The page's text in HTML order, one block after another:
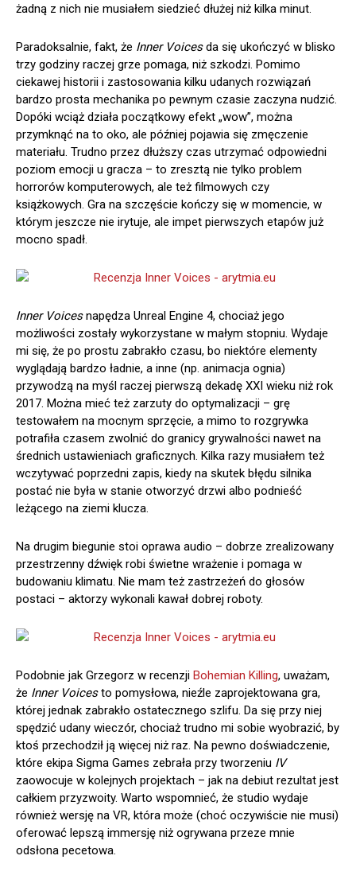
żadną z nich nie musiałem siedzieć dłużej niż kilka minut.
Paradoksalnie, fakt, że Inner Voicesda się ukończyć w blisko
trzy godziny raczej grze pomaga, niż szkodzi. Pomimo
ciekawej historii i zastosowania kilku udanych rozwiązań
bardzo prosta mechanika po pewnym czasie zaczyna nudzić.
Dopóki wciąż działa początkowy efekt „wow”, można
przymknąć na to oko, ale później pojawia się zmęczenie
materiału. Trudno przez dłuższy czas utrzymać odpowiedni
poziom emocji u gracza – to zresztą nie tylko problem
horrorów komputerowych, ale też filmowych czy
książkowych. Gra na szczęście kończy się w momencie, w
którym jeszcze nie irytuje, ale impet pierwszych etapów już
mocno spadł.
Inner Voicesnapędza Unreal Engine 4, chociaż jego
możliwości zostały wykorzystane w małym stopniu. Wydaje
mi się, że po prostu zabrakło czasu, bo niektóre elementy
wyglądają bardzo ładnie, a inne (np. animacja ognia)
przywodzą na myśl raczej pierwszą dekadę XXI wieku niż rok
2017. Można mieć też zarzuty do optymalizacji – grę
testowałem na mocnym sprzęcie, a mimo to rozgrywka
potrafiła czasem zwolnić do granicy grywalności nawet na
średnich ustawieniach graficznych. Kilka razy musiałem też
wczytywać poprzedni zapis, kiedy na skutek błędu silnika
postać nie była w stanie otworzyć drzwi albo podnieść
leżącego na ziemi klucza.
Na drugim biegunie stoi oprawa audio – dobrze zrealizowany
przestrzenny dźwięk robi świetne wrażenie i pomaga w
budowaniu klimatu. Nie mam też zastrzeżeń do głosów
postaci – aktorzy wykonali kawał dobrej roboty.
Podobnie jak Grzegorz w recenzji Bohemian Killing, uważam,
że Inner Voicesto pomysłowa, nieźle zaprojektowana gra,
której jednak zabrakło ostatecznego szlifu. Da się przy niej
spędzić udany wieczór, chociaż trudno mi sobie wyobrazić, by
ktoś przechodził ją więcej niż raz. Na pewno doświadczenie,
które ekipa Sigma Games zebrała przy tworzeniu IV
zaowocuje w kolejnych projektach – jak na debiut rezultat jest
całkiem przyzwoity. Warto wspomnieć, że studio wydaje
również wersję na VR, która może (choć oczywiście nie musi)
oferować lepszą immersję niż ogrywana przeze mnie
odsłona pecetowa.